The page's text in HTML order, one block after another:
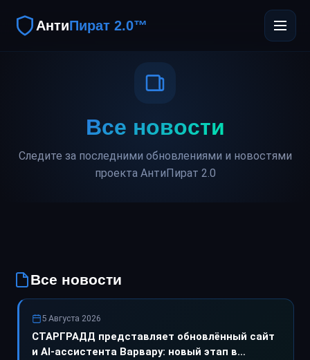
АнтиПират 2.0™
Все новости
Следите за последними обновлениями и новостями
проекта АнтиПират 2.0
Все новости
5 Августа 2026
СТАРГРАДД представляет обновлённый сайт
и AI-ассистента Варвару: новый этап в